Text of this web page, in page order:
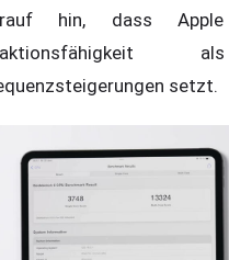
hin, dass
setzt.